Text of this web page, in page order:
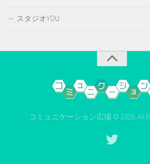
スタジオYOU
コミュニケーション広場 © 2026. All